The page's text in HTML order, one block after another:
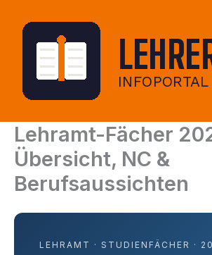
Inhalt
springen
Lehramt-Fächer
Übersicht, NC &
Berufsaussichten
LEHRAMT · STUDIENFÄCHER ·